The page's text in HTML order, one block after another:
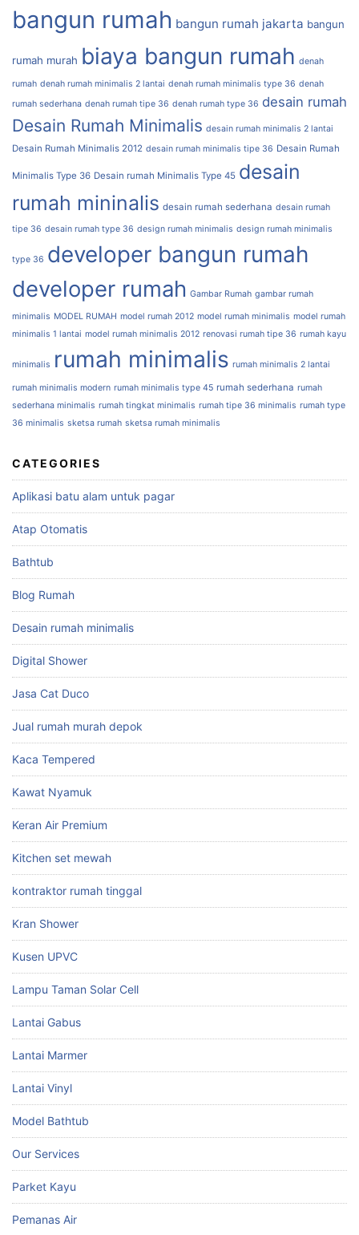
bangun rumah bangun rumah jakarta bangun
rumah murah biaya bangun rumah denah
rumah denah rumah minimalis 2 lantai denah rumah minimalis type 36 denah
rumah sederhana denah rumah tipe 36 denah rumah type 36 desain rumah
Desain Rumah Minimalis desain rumah minimalis 2 lantai
Desain Rumah Minimalis 2012 desain rumah minimalis tipe 36 Desain Rumah
Minimalis Type 36 Desain rumah Minimalis Type 45 desain
rumah mininalis desain rumah sederhana desain rumah
tipe 36 desain rumah type 36 design rumah minimalis design rumah minimalis
type 36 developer bangun rumah
developer rumah Gambar Rumah gambar rumah
minimalis MODEL RUMAH model rumah 2012 model rumah minimalis model rumah
minimalis 1 lantai model rumah minimalis 2012 renovasi rumah tipe 36 rumah kayu
minimalis rumah minimalis rumah minimalis 2 lantai
rumah minimalis modern rumah minimalis type 45 rumah sederhana rumah
sederhana minimalis rumah tingkat minimalis rumah tipe 36 minimalis rumah type
36 minimalis sketsa rumah sketsa rumah minimalis
CATEGORIES
Aplikasi batu alam untuk pagar
Atap Otomatis
Bathtub
Blog Rumah
Desain rumah minimalis
Digital Shower
Jasa Cat Duco
Jual rumah murah depok
Kaca Tempered
Kawat Nyamuk
Keran Air Premium
Kitchen set mewah
kontraktor rumah tinggal
Kran Shower
Kusen UPVC
Lampu Taman Solar Cell
Lantai Gabus
Lantai Marmer
Lantai Vinyl
Model Bathtub
Our Services
Parket Kayu
Pemanas Air